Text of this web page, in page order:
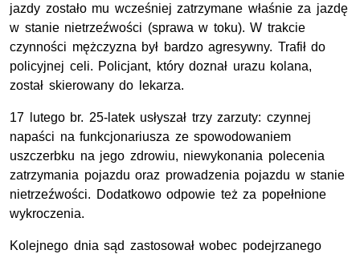
jazdy zostało mu wcześniej zatrzymane właśnie za jazdę
w stanie nietrzeźwości (sprawa w toku). W trakcie
czynności mężczyzna był bardzo agresywny. Trafił do
policyjnej celi. Policjant, który doznał urazu kolana,
został skierowany do lekarza.
17 lutego br. 25-latek usłyszał trzy zarzuty: czynnej
napaści na funkcjonariusza ze spowodowaniem
uszczerbku na jego zdrowiu, niewykonania polecenia
zatrzymania pojazdu oraz prowadzenia pojazdu w stanie
nietrzeźwości. Dodatkowo odpowie też za popełnione
wykroczenia.
Kolejnego dnia sąd zastosował wobec podejrzanego